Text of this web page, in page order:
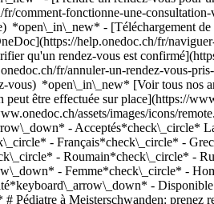
comment-fonctionne-une-
*open\_in\_new* - [Téléchargement
help.onedoc.ch/fr/
assets/images/icons/on-site.svg) Sur place ![Caméra avec un symbole lecture annonçant qu’une consultation peut être effectuée à distance en vidéo](https://www.onedoc.ch/assets/images/icons/remote.svg) À distance Rechercher #### Spécialités #### Praticiens #### Établissements edit Pédiatre à Meisterschwanden tune Filtrer par Nouveaux patients*keyboard\_arrow\_down* - Acceptés*check\_circle* Langue parlée*keyboard\_arrow\_down* - Allemand*check\_circle* - Anglais*check\_circle* - Bulgare*check\_circle* - Espagnol*check\_circle* - Finnois*check\_circle* - Français*check\_circle* - Grec*check\_circle* - Hongrois*check\_circle* - Hébreu*check\_circle* - Italien*check\_circle* - Néerlandais*check\_circle* - Polonais*check\_circle* - Portugais*check\_circle* - Roumain*check\_circle* - Russe*check\_circle* - Slovaque*check\_circle* - Suédois*check\_circle* - Swahili*check\_circle* - Tchèque*check\_circle* - Turc*check\_circle* Sexe*keyboard\_arrow\_down* - Femme*check\_circle* - Homme*check\_circle* Réseau*keyboard\_arrow\_down* - IfA*check\_circle* - ArgoMed*check\_circle* - zu:care*check\_circle* Disponibilité*keyboard\_arrow\_down* - Disponible aujourdhui*check\_circle* - Dans les 3 prochains jours*check\_circle* - Dans les 7 prochains jours*check\_circle* - Dans les 14 prochains jours*check\_circle* # Pédiatre à Meisterschwanden: prenez rendez-vous en ligne aujourd'hui ## 3 résultats à Meisterschwanden [![Dr. Christiane Dhingra, pédiatre à Meisterschwanden](https://assets.onedoc.ch/images/users/34eb426727c22d8f6a02ba5661c2a143aa7f6d2f6370ddb0b199ac3e9396e202-small.jpg "Dr. Christiane Dhingra, pédiatre à Meisterschwanden")](https://www.onedoc.ch/fr/pediatre/meisterschwanden/pcv2q/dr-christiane-dhingra) ### [Dr. Christiane Dhingra](https://www.onedoc.ch/fr/pediatre/meisterschwanden/pcv2q/dr-christiane-dhingra) Pédiatre [Alleviamed Kinderarztpraxis](https://www.onedoc.ch/fr/cabinet-de-groupe/meisterschwanden/elzv/alleviamed-kinderarztpraxis) Hauptstrasse 10 5616 Meisterschwanden ![Icône patient avec un signe moins annonçant que le professionnel n’accepte pas de nouveaux patients](https://www.onedoc.ch/assets/images/icons/no-new-patients.svg)N'accepte pas de nouveaux patients [Réserver un RDV](https://www.onedoc.ch/fr/pediatre/meisterschwanden/pcv2q/dr-christiane-dhingra) Expertises:[Bilan de santé chez l’enfant](https://www.onedoc.ch/fr/bilan-de-sante-chez-l-enfant/meisterschwanden), [Vaccination des enfants | Vaccination des nouveau-nés | Conseils de vaccination pédiatrique](https://www.onedoc.ch/fr/vaccination-des-enfants-vaccination-des-nouveau-nes-conseils-de-vaccination-pediatrique/meisterschwanden), [Allergie | AllergoTest | Bilan allergologique](https://www.onedoc.ch/fr/allergie-allergotest-bilan-allergologique/meisterschwanden)Voir plus *chevron\_left* lun. 03 août *chevron\_right* Voir plus de rendez-vous *error\_outline* Une erreur s'est produite lors du chargement des disponibilités [Réessayer](https://www.onedoc.ch) Expertises:[Bilan de santé chez l’enfant](https://www.onedoc.ch/fr/bilan-de-sante-chez-l-enfant/meisterschwanden), [Vaccination des enfants | Vaccination des nouveau-nés | Conseils de vaccination pédiatrique](https://www.onedoc.ch/fr/vaccination-des-enfants-vaccination-des-nouveau-nes-conseils-de-vaccination-pediatrique/meisterschwanden), [Allergie | AllergoTest | Bilan allergologique](https://www.onedoc.ch/fr/allergie-allergotest-bilan-allergologique/meisterschwanden)Voir plus [![Dr. med. Marcus Roos, pédiatre à Meisterschwanden](https://assets.onedoc.ch/images/users/0c87dd10342b3bf82461a1d6ee1c94b9f9a4bc14fc9e57ff5458a4f04e392e49-small.jpg "Dr. med. Marcus Roos, pédiatre à Meisterschwanden")](https://www.onedoc.ch/fr/pediatre/meisterschwanden/pbqwc/dr-med-marcus-roos) ### [Dr. med. Marcus Roos](https://www.onedoc.ch/fr/pediatre/meisterschwanden/pbqwc/dr-med-marcus-roos) ![Badge indiquant un profil vérifié](https://www.onedoc.ch/assets/images/icons/checkmark.svg) Pédiatre [Alleviamed Kinderarztpraxis](https://www.onedoc.ch/fr/cabinet-de-groupe/meisterschwanden/elzv/alleviamed-kinderarztpraxis) Hauptstrasse 10 5616 Meisterschwanden ![Icône patient avec un signe moins annonçant que le professionnel n’accepte pas de nouveaux patients](https://www.onedoc.ch/assets/images/icons/no-new-patients.svg)N'accepte pas de nouveaux patients [Réserver un RDV](https://